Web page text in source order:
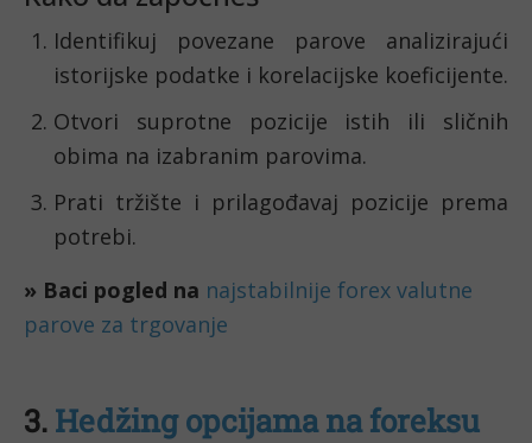
Identifikuj povezane parove analizirajući
istorijske podatke i korelacijske koeficijente.
Otvori suprotne pozicije istih ili sličnih
obima na izabranim parovima.
Prati tržište i prilagođavaj pozicije prema
potrebi.
» Baci pogled na najstabilnije forex valutne
parove za trgovanje
3. Hedžing opcijama na foreksu